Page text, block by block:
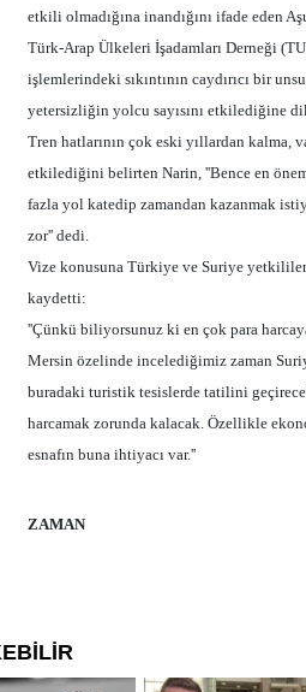
etkili olmadığına inandığını ifade eden
Türk-Arap Ülkeleri İşadamları Derneği
işlemlerindeki sıkıntının caydırıcı bir
yetersizliğin yolcu sayısını etkilediğine
Tren hatlarının çok eski yıllardan kalma,
etkilediğini belirten Narin, ''Bence en
fazla yol katedip zamandan kazanmak
zor'' dedi.
Vize konusuna Türkiye ve Suriye
kaydetti:
''Çünkü biliyorsunuz ki en çok para
Mersin özelinde incelediğimiz zaman
buradaki turistik tesislerde tatilini
harcamak zorunda kalacak. Özellikle
esnafın buna ihtiyacı var.''
ZAMAN